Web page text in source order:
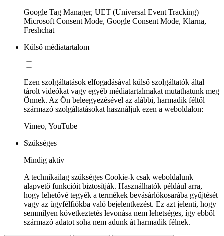
Google Tag Manager, UET (Universal Event Tracking)
Microsoft Consent Mode, Google Consent Mode, Klarna,
Freshchat
Külső médiatartalom
Ezen szolgáltatások elfogadásával külső szolgáltatók által
tárolt videókat vagy egyéb médiatartalmakat mutathatunk meg
Önnek. Az Ön beleegyezésével az alábbi, harmadik féltől
származó szolgáltatásokat használjuk ezen a weboldalon:
Vimeo, YouTube
Szükséges
Mindig aktív
A technikailag szükséges Cookie-k csak weboldalunk
alapvető funkcióit biztosítják. Használhatók például arra,
hogy lehetővé tegyék a termékek bevásárlókosarába gyűjtését
vagy az ügyfélfiókba való bejelentkezést. Ez azt jelenti, hogy
semmilyen következtetés levonása nem lehetséges, így ebből
származó adatot soha nem adunk át harmadik félnek.